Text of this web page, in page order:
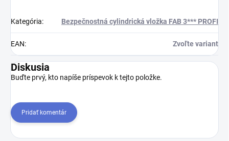
Kategória: Bezpečnostná cylindrická vložka FAB 3*** PROFI
EAN: Zvoľte variant
Diskusia
Buďte prvý, kto napíše príspevok k tejto položke.
Pridať komentár